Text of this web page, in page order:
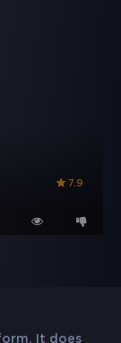
7.9
It does